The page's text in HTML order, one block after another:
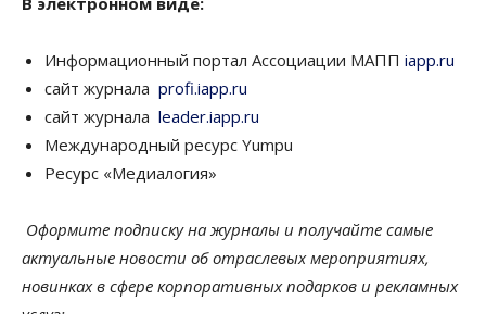
Информационный портал Ассоциации МАПП iapp.ru
сайт журнала profi.iapp.ru
сайт журнала leader.iapp.ru
Международный ресурс Yumpu
Ресурс «Медиалогия»
Оформите подписку на журналы и получайте самые
актуальные новости об отраслевых мероприятиях,
новинках в сфере корпоративных подарков и рекламных